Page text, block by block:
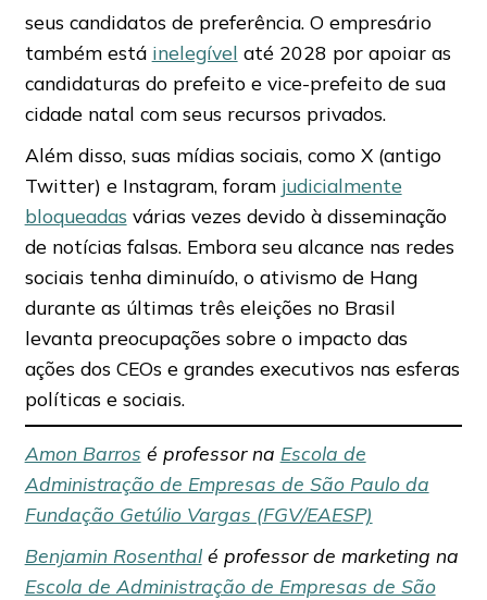
seus candidatos de preferência. O empresário
também está inelegível até 2028 por apoiar as
candidaturas do prefeito e vice-prefeito de sua
cidade natal com seus recursos privados.
Além disso, suas mídias sociais, como X (antigo
Twitter) e Instagram, foram judicialmente
bloqueadas várias vezes devido à disseminação
de notícias falsas. Embora seu alcance nas redes
sociais tenha diminuído, o ativismo de Hang
durante as últimas três eleições no Brasil
levanta preocupações sobre o impacto das
ações dos CEOs e grandes executivos nas esferas
políticas e sociais.
Amon Barros é professor na Escola de
Administração de Empresas de São Paulo da
Fundação Getúlio Vargas (FGV/EAESP)
Benjamin Rosenthalé professor de marketing na
Escola de Administração de Empresas de São